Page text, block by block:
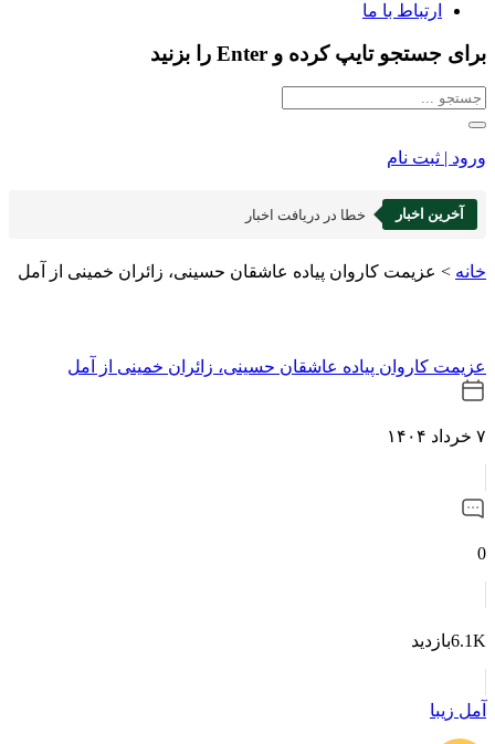
ارتباط با ما
برای جستجو تایپ کرده و Enter را بزنید
ورود | ثبت نام
آخرین اخبار خطا در دریافت اخبار
خانه > عزیمت کاروان پیاده عاشقان حسینی، زائران خمینی از آمل
عزیمت کاروان پیاده عاشقان حسینی، زائران خمینی از آمل
۷ خرداد ۱۴۰۴
0
6.1Kبازدید
آمل زیبا